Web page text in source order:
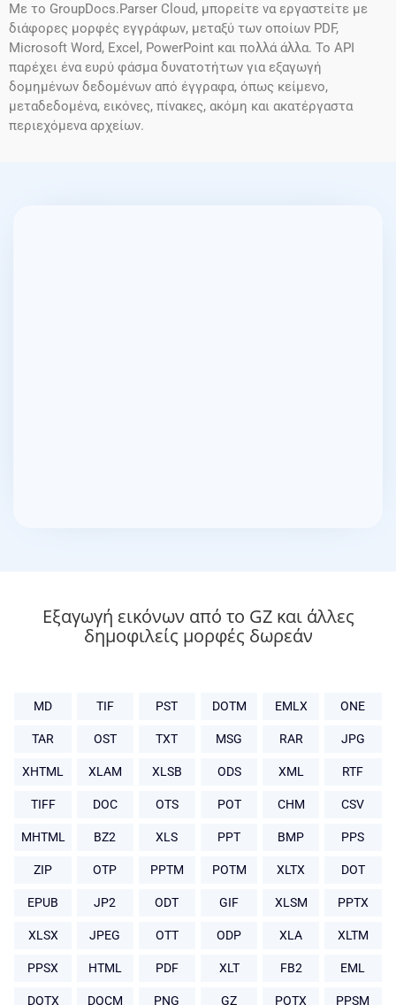
Με το GroupDocs.Parser Cloud, μπορείτε να εργαστείτε με
διάφορες μορφές εγγράφων, μεταξύ των οποίων PDF,
Microsoft Word, Excel, PowerPoint και πολλά άλλα. Το API
παρέχει ένα ευρύ φάσμα δυνατοτήτων για εξαγωγή
δομημένων δεδομένων από έγγραφα, όπως κείμενο,
μεταδεδομένα, εικόνες, πίνακες, ακόμη και ακατέργαστα
περιεχόμενα αρχείων.
Εξαγωγή εικόνων από το GZ και άλλες
δημοφιλείς μορφές δωρεάν
MD TIF PST DOTM EMLX ONE
TAR OST TXT MSG RAR JPG
XHTML XLAM XLSB ODS XML RTF
TIFF DOC OTS POT CHM CSV
MHTML BZ2 XLS PPT BMP PPS
ZIP OTP PPTM POTM XLTX DOT
EPUB JP2 ODT GIF XLSM PPTX
XLSX JPEG OTT ODP XLA XLTM
PPSX HTML PDF XLT FB2 EML
DOTX DOCM PNG GZ POTX PPSM